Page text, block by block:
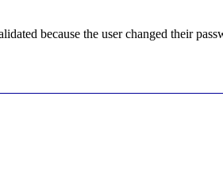
because the user changed their